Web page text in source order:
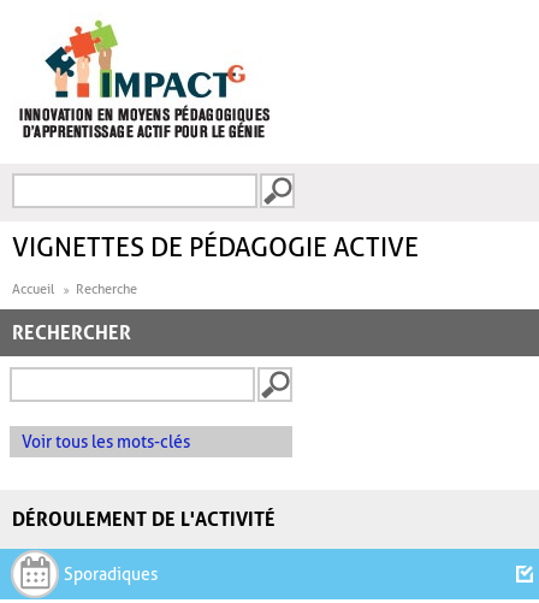
FORMULAIRE DE
VIGNETTES DE PÉDAGOGIE ACTIVE
Accueil Recherche
RECHERCHER
Voir tous les mots-clés
DÉROULEMENT DE L'ACTIVITÉ
Sporadiques